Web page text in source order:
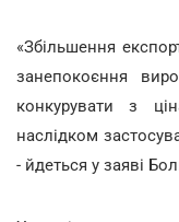
«Збільшення
занепокоєння
конкурувати з
наслідком
- йдеться у заяві